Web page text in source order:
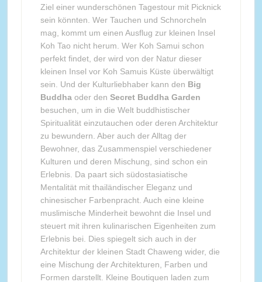
Ziel einer wunderschönen Tagestour mit Picknick
sein könnten. Wer Tauchen und Schnorcheln
mag, kommt um einen Ausflug zur kleinen Insel
Koh Tao nicht herum. Wer Koh Samui schon
perfekt findet, der wird von der Natur dieser
kleinen Insel vor Koh Samuis Küste überwältigt
sein. Und der Kulturliebhaber kann den Big
Buddhaoder den Secret Buddha Garden
besuchen, um in die Welt buddhistischer
Spiritualität einzutauchen oder deren Architektur
zu bewundern. Aber auch der Alltag der
Bewohner, das Zusammenspiel verschiedener
Kulturen und deren Mischung, sind schon ein
Erlebnis. Da paart sich südostasiatische
Mentalität mit thailändischer Eleganz und
chinesischer Farbenpracht. Auch eine kleine
muslimische Minderheit bewohnt die Insel und
steuert mit ihren kulinarischen Eigenheiten zum
Erlebnis bei. Dies spiegelt sich auch in der
Architektur der kleinen Stadt Chaweng wider, die
eine Mischung der Architekturen, Farben und
Formen darstellt. Kleine Boutiquen laden zum